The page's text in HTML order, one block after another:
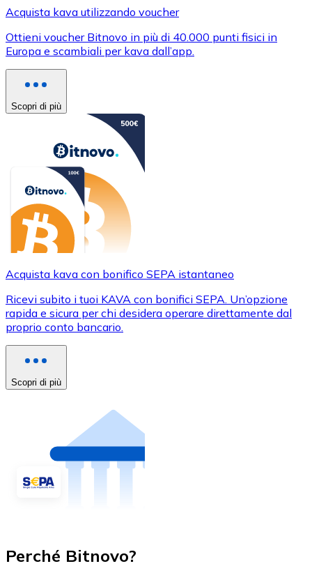
Acquista kava utilizzando voucher
Ottieni voucher Bitnovo in più di 40.000 punti fisici in
Europa e scambiali per kava dall’app.
Scopri di più
Acquista kava con bonifico SEPA istantaneo
Ricevi subito i tuoi KAVA con bonifici SEPA. Un’opzione
rapida e sicura per chi desidera operare direttamente dal
proprio conto bancario.
Scopri di più
Perché Bitnovo?